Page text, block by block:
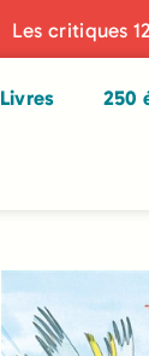
Les critiques
Livres 250